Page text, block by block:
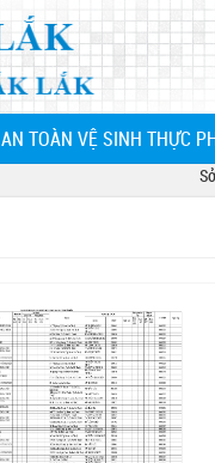
AN TOÀN VỆ SINH THỰC
Sở